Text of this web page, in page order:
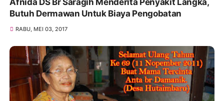
Butuh Dermawan Untuk Biaya Pengobatan
RABU, MEI 03, 2017